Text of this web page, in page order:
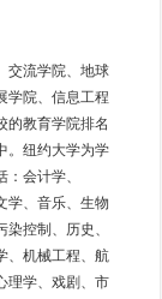
交流学院、地球
学院、信息工程
的教育学院排名
。纽约大学为学
会计学、
学、音乐、生物
控制、历史、
、机械工程、航
理学、戏剧、市